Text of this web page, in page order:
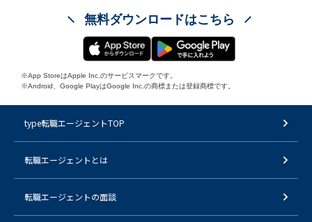
無料ダウンロードはこちら
※App StoreはApple Inc.のサービスマークです。
※Android、Google PlayはGoogle Inc.の商標または登録商標です。
type転職エージェントTOP
転職エージェントとは
転職エージェントの面談